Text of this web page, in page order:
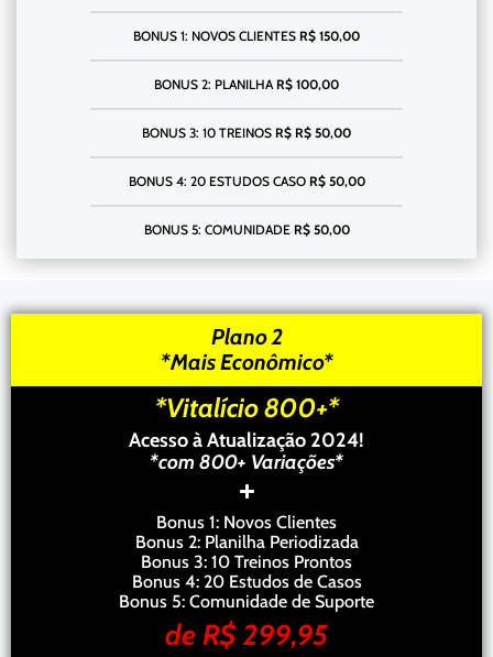
BONUS 1: NOVOS CLIENTES R$ 150,00
BONUS 2: PLANILHA R$ 100,00
BONUS 3: 10 TREINOS R$ R$ 50,00
BONUS 4: 20 ESTUDOS CASO R$ 50,00
BONUS 5: COMUNIDADE R$ 50,00
Plano 2
*Mais Econômico*
*Vitalício 800+*
Acesso à Atualização 2024!
*com 800+ Variações*
Bonus 1: Novos Clientes
Bonus 2: Planilha Periodizada
Bonus 3: 10 Treinos Prontos
Bonus 4: 20 Estudos de Casos
Bonus 5: Comunidade de Suporte
de R$ 299,95